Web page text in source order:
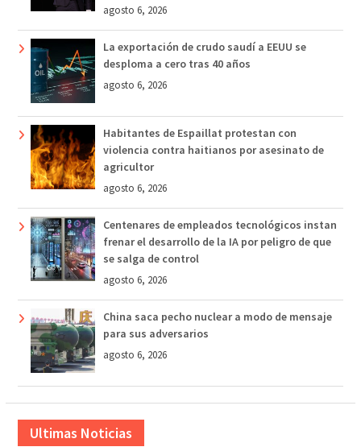
agosto 6, 2026
La exportación de crudo saudí a EEUU se
desploma a cero tras 40 años
agosto 6, 2026
Habitantes de Espaillat protestan con
violencia contra haitianos por asesinato de
agricultor
agosto 6, 2026
Centenares de empleados tecnológicos instan
frenar el desarrollo de la IA por peligro de que
se salga de control
agosto 6, 2026
China saca pecho nuclear a modo de mensaje
para sus adversarios
agosto 6, 2026
Ultimas Noticias